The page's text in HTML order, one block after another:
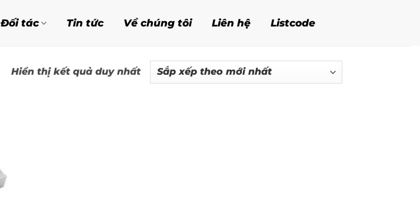
Đối tác Tin tức Về chúng tôi Liên hệ Listcode
Hiển thị kết quả duy nhất